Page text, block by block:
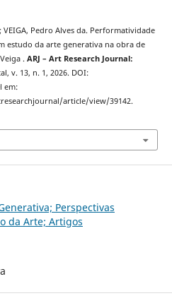
VEIGA, Pedro Alves da. Performatividade
estudo da arte generativa na obra de
. ARJ – Art Research Journal:
v. 13, n. 1, 2026. DOI:
em:
article/view/39142.
Perspectivas
da Arte; Artigos